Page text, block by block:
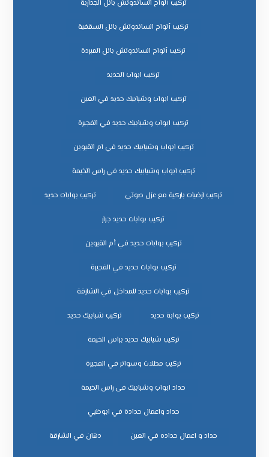
تركيب ألواح الساندوتش بانل الجدارية
تركيب ألواح الساندوتش بانل السقفية
تركيب ألواح الساندوتش بانل المبردة
تركيب ابواب الحديد
تركيب ابواب وشبابيك حديد في العين
تركيب ابواب وشبابيك حديد في الفجيرة
تركيب ابواب وشبابيك حديد في ام القيوين
تركيب ابواب وشبابيك حديد في راس الخيمة
تركيب ارضيات باركية مع عزل صوتي تركيب بوابات حديد
تركيب بوابات حديد جرار
تركيب بوابات حديد في أم القيوين
تركيب بوابات حديد في الفجيرة
تركيب بوابات حديد للمداخل في الشارقة
تركيب بوابة حديد تركيب شبابيك حديد
تركيب شبابيك حديد براس الخيمة
تركيب مظلات وسواتر في الفجيرة
حداد ابواب وشبابيك فى راس الخيمة
حداد واعمال حدادة في ابوظبي
حداد و اعمال حداده في العين دهان في الشارقة